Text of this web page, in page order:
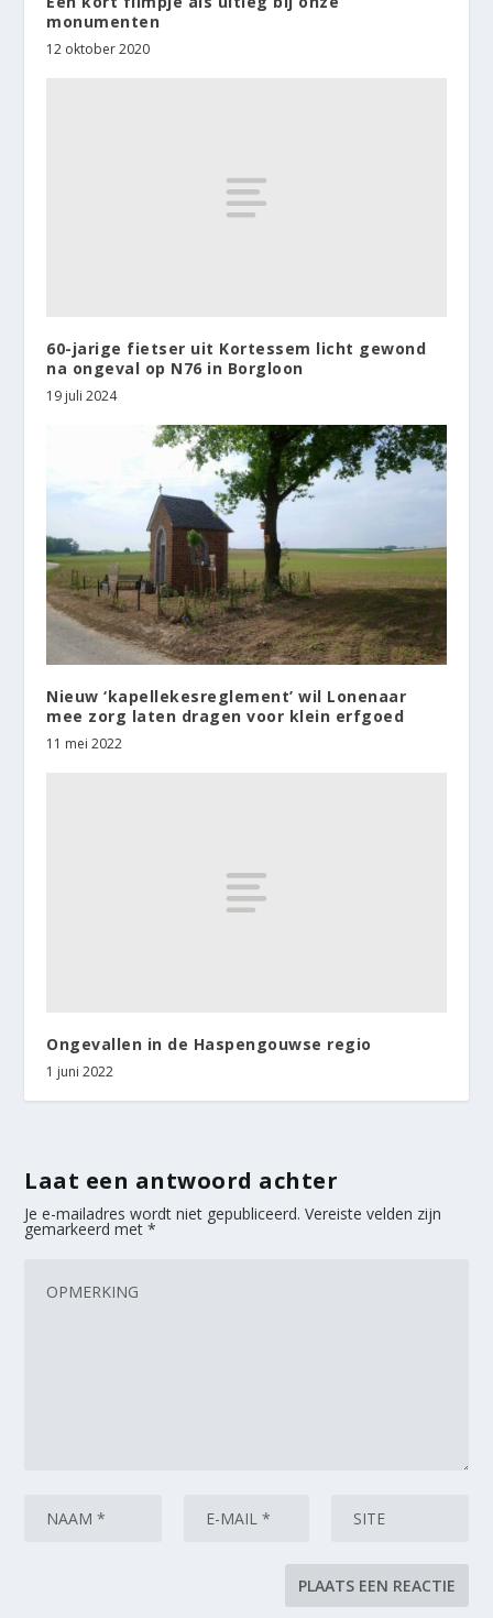
monumenten
12 oktober 2020
60-jarige fietser uit Kortessem licht gewond
na ongeval op N76 in Borgloon
19 juli 2024
Nieuw ‘kapellekesreglement’ wil Lonenaar
mee zorg laten dragen voor klein erfgoed
11 mei 2022
Ongevallen in de Haspengouwse regio
1 juni 2022
Laat een antwoord achter
Je e-mailadres wordt niet gepubliceerd. Vereiste velden zijn
gemarkeerd met*